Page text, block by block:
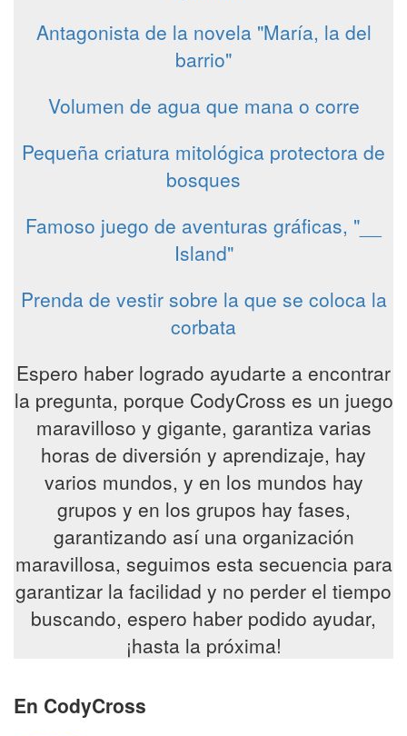
Antagonista de la novela "María, la del
barrio"
Volumen de agua que mana o corre
Pequeña criatura mitológica protectora de
bosques
Famoso juego de aventuras gráficas, "__
Island"
Prenda de vestir sobre la que se coloca la
corbata
Espero haber logrado ayudarte a encontrar
la pregunta, porque CodyCross es un juego
maravilloso y gigante, garantiza varias
horas de diversión y aprendizaje, hay
varios mundos, y en los mundos hay
grupos y en los grupos hay fases,
garantizando así una organización
maravillosa, seguimos esta secuencia para
garantizar la facilidad y no perder el tiempo
buscando, espero haber podido ayudar,
¡hasta la próxima!
En CodyCross